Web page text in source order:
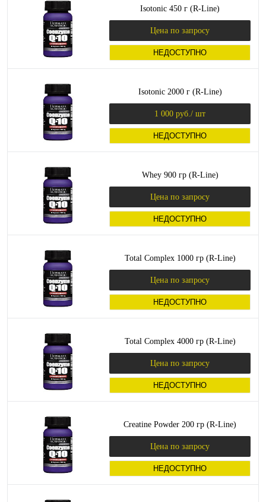
Isotonic 450 г (R-Line)
Цена по запросу
НЕДОСТУПНО
Isotonic 2000 г (R-Line)
1 000 руб. / шт
НЕДОСТУПНО
Whey 900 гр (R-Line)
Цена по запросу
НЕДОСТУПНО
Total Complex 1000 гр (R-Line)
Цена по запросу
НЕДОСТУПНО
Total Complex 4000 гр (R-Line)
Цена по запросу
НЕДОСТУПНО
Creatine Powder 200 гр (R-Line)
Цена по запросу
НЕДОСТУПНО